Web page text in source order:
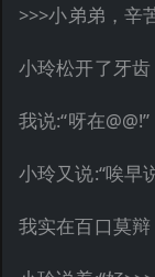
>>>小弟弟，辛
小玲松开了牙
我说:“呀在@@!”
小玲又说:“唉早
我实在百口莫